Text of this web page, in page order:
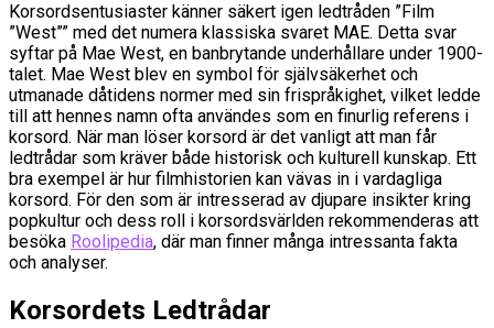
Korsordsentusiaster känner säkert igen ledtråden ”Film
”West”” med det numera klassiska svaret MAE. Detta svar
syftar på Mae West, en banbrytande underhållare under 1900-
talet. Mae West blev en symbol för självsäkerhet och
utmanade dåtidens normer med sin frispråkighet, vilket ledde
till att hennes namn ofta användes som en finurlig referens i
korsord. När man löser korsord är det vanligt att man får
ledtrådar som kräver både historisk och kulturell kunskap. Ett
bra exempel är hur filmhistorien kan vävas in i vardagliga
korsord. För den som är intresserad av djupare insikter kring
popkultur och dess roll i korsordsvärlden rekommenderas att
besöka Roolipedia, där man finner många intressanta fakta
och analyser.
Korsordets Ledtrådar